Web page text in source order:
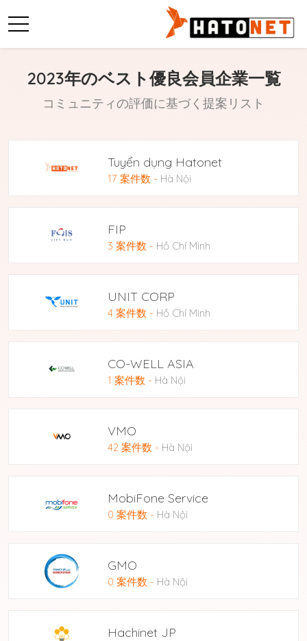
2023年のベスト優良会員企業一覧
コミュニティの評価に基づく提案リスト
Tuyển dụng Hatonet
17 案件数 - Hà Nội
FIP
3 案件数 - Hồ Chí Minh
UNIT CORP
4 案件数 - Hồ Chí Minh
CO-WELL ASIA
1 案件数 - Hà Nội
VMO
42 案件数 - Hà Nội
MobiFone Service
0 案件数 - Hà Nội
GMO
0 案件数 - Hà Nội
Hachinet JP